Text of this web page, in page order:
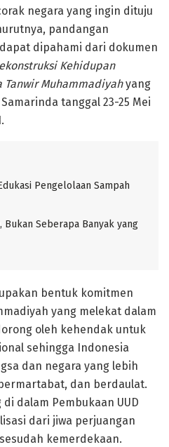
negara yang ingin dituju
pandangan
dipahami dari dokumen
Kehidupan
Tanwir Muhammadiyahyang
tanggal 23-25 Mei
Pengelolaan Sampah
Bukan Seberapa Banyak yang
bentuk komitmen
yang melekat dalam
oleh kehendak untuk
sehingga Indonesia
dan negara yang lebih
dan berdaulat.
dalam Pembukaan UUD
dari jiwa perjuangan
kemerdekaan.